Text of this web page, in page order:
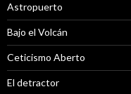
Astropuerto
Bajo el Volcán
Ceticismo Aberto
El detractor